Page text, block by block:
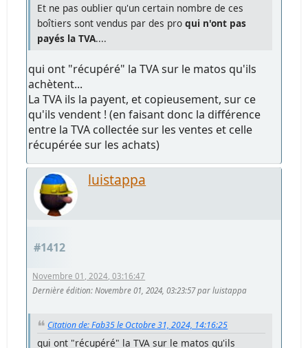
Et ne pas oublier qu'un certain nombre de ces
boîtiers sont vendus par des proqui n'ont pas
payés la TVA....
qui ont "récupéré" la TVA sur le matos qu'ils
achètent...
La TVA ils la payent, et copieusement, sur ce
qu'ils vendent ! (en faisant donc la différence
entre la TVA collectée sur les ventes et celle
récupérée sur les achats)
luistappa
#1412
Novembre 01, 2024, 03:16:47
Dernière édition: Novembre 01, 2024, 03:23:57 par luistappa
Citation de: Fab35 le Octobre 31, 2024, 14:16:25
qui ont "récupéré" la TVA sur le matos qu'ils